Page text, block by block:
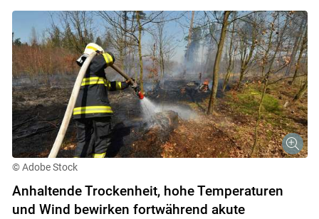
© Adobe Stock
Anhaltende Trockenheit, hohe Temperaturen
und Wind bewirken fortwährend akute